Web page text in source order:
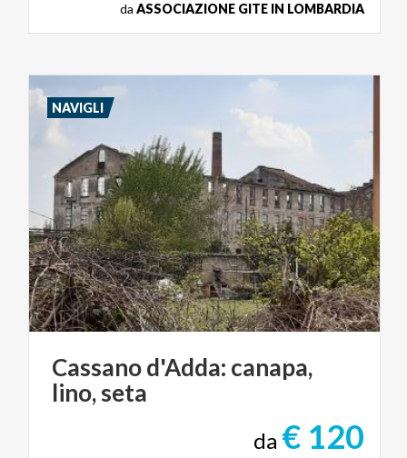
da ASSOCIAZIONE GITE IN LOMBARDIA
Cassanod'Adda: canapa,
lino,seta
da € 120
NAVIGLI